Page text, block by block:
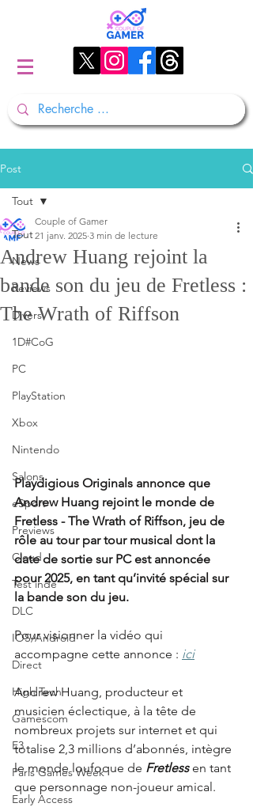
Post
Tout
News
Reviews
Divers
1D#CoG
PC
PlayStation
Xbox
Nintendo
Salons
eSport
Previews
Cloud
Test indé
DLC
IOS/Android
Direct
High Tech
Gamescom
E3
Paris Games Week
Early Access
Tout
Andrew Huang rejoint la
bande son du jeu de Fretless :
The Wrath of Riffson
Couple of Gamer
21 janv. 2025 3 min de lecture
Playdigious Originals annonce que
Andrew Huang rejoint le monde de
Fretless - The Wrath of Riffson, jeu de
rôle au tour par tour musical dont la
date de sortie sur PC est annoncée
pour 2025, en tant qu’invité spécial sur
la bande son du jeu.
Pour visionner la vidéo qui
accompagne cette annonce : ici
Andrew Huang, producteur et
musicien éclectique, à la tête de
nombreux projets sur internet et qui
totalise 2,3 millions d’abonnés, intègre
le monde loufoque de Fretless en tant
que personnage non-joueur amical.